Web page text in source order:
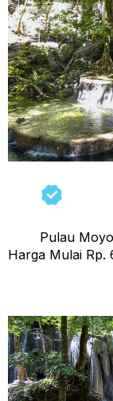
Pulau Moyo
Harga Mulai Rp.